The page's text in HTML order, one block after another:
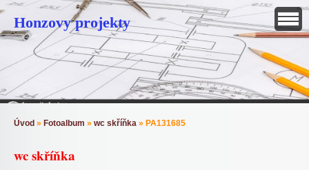
Honzovy projekty
Úvod » Fotoalbum » wc skříňka » PA131685
wc skříňka